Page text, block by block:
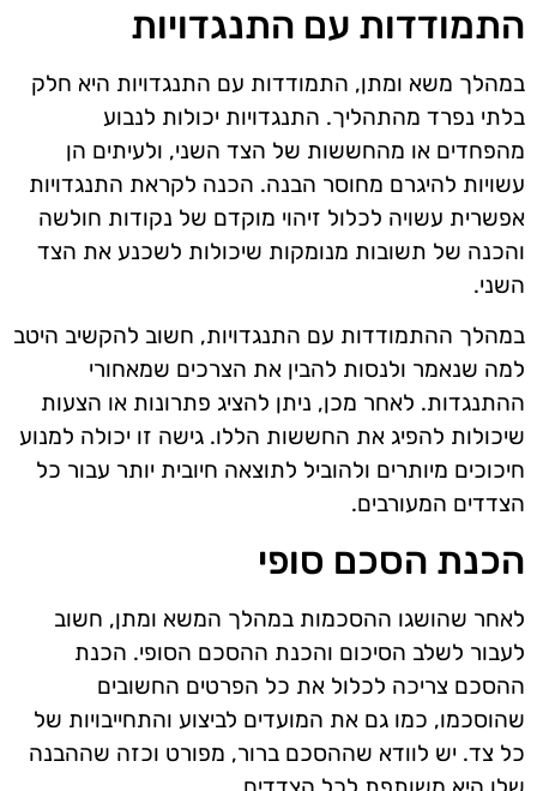
התמודדות עם התנגדויות
במהלך משא ומתן, התמודדות עם התנגדויות היא חלק
בלתי נפרד מהתהליך. התנגדויות יכולות לנבוע
מהפחדים או מהחששות של הצד השני, ולעיתים הן
עשויות להיגרם מחוסר הבנה. הכנה לקראת התנגדויות
אפשרית עשויה לכלול זיהוי מוקדם של נקודות חולשה
והכנה של תשובות מנומקות שיכולות לשכנע את הצד
השני.
במהלך ההתמודדות עם התנגדויות, חשוב להקשיב היטב
למה שנאמר ולנסות להבין את הצרכים שמאחורי
ההתנגדות. לאחר מכן, ניתן להציג פתרונות או הצעות
שיכולות להפיג את החששות הללו. גישה זו יכולה למנוע
חיכוכים מיותרים ולהוביל לתוצאה חיובית יותר עבור כל
הצדדים המעורבים.
הכנת הסכם סופי
לאחר שהושגו ההסכמות במהלך המשא ומתן, חשוב
לעבור לשלב הסיכום והכנת ההסכם הסופי. הכנת
ההסכם צריכה לכלול את כל הפרטים החשובים
שהוסכמו, כמו גם את המועדים לביצוע והתחייבויות של
כל צד. יש לוודא שההסכם ברור, מפורט וכזה שההבנה